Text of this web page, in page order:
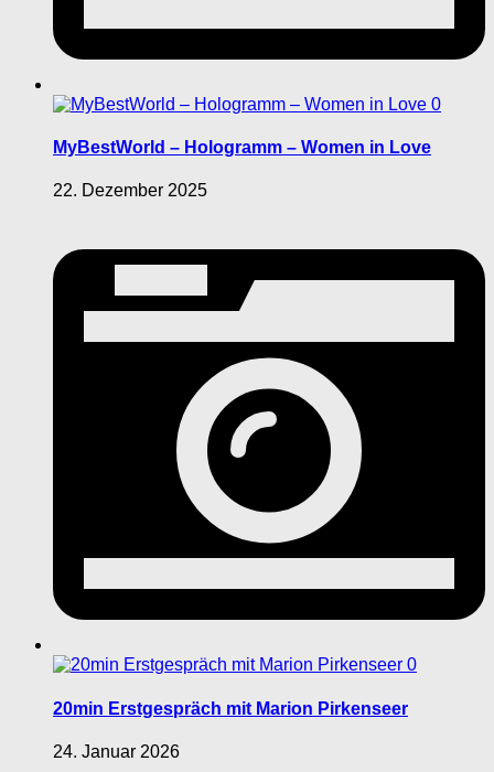
0
MyBestWorld – Hologramm – Women in Love
22. Dezember 2025
0
20min Erstgespräch mit Marion Pirkenseer
24. Januar 2026